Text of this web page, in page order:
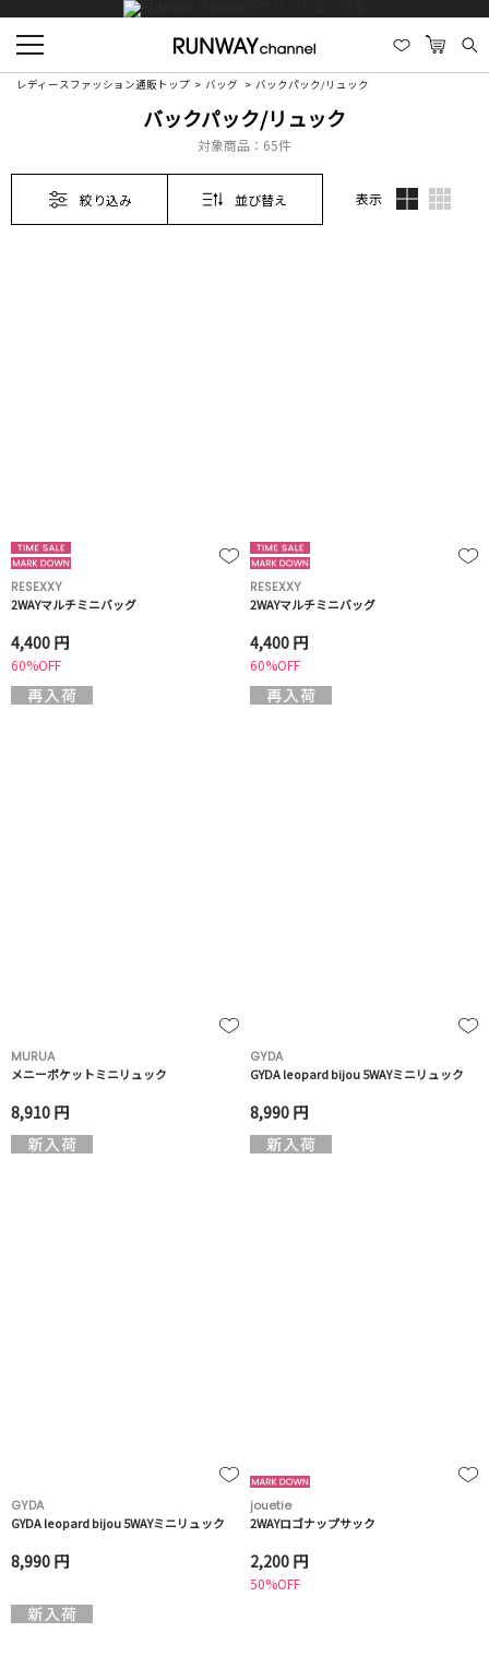
レディースファッション通販トップ バッグ バックパック/リュック
バックパック/リュック
対象商品： 65件
絞り込み 並び替え 表示
RESEXXY
2WAYマルチミニバッグ
4,400 円
60%OFF
RESEXXY
2WAYマルチミニバッグ
4,400 円
60%OFF
MURUA
メニーポケットミニリュック
8,910 円
GYDA
GYDA leopard bijou 5WAYミニリュック
8,990 円
GYDA
GYDA leopard bijou 5WAYミニリュック
8,990 円
jouetie
2WAYロゴナップサック
2,200 円
50%OFF